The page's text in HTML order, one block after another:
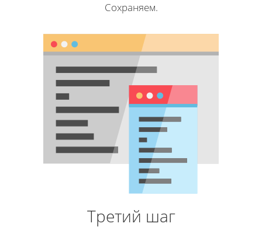
Сохраняем.
Третий шаг